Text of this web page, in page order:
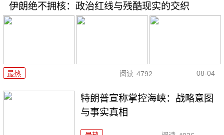
伊朗绝不拥核：政治红线与残酷现实的交织
最热 阅读 4792 08-04
特朗普宣称掌控海峡：战略意图
与事实真相